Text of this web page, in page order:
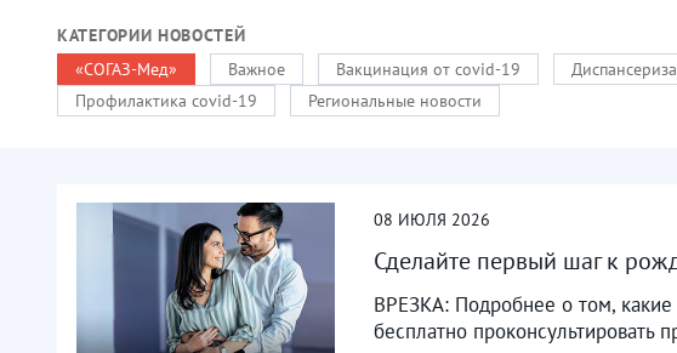
КАТЕГОРИИ НОВОСТЕЙ
«СОГАЗ-Мед»
Важное Вакцинация от covid-19
Профилактика covid-19
Региональные новости
08 ИЮЛЯ 2026
Сделайте первый шаг к
ВРЕЗКА: Подробнее о том, какие
бесплатно проконсультировать